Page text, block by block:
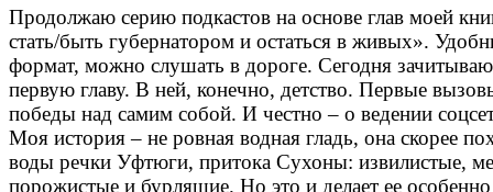
Продолжаю серию подкастов на основе глав моей
стать/быть губернатором и остаться в живых».
формат, можно слушать в дороге. Сегодня зачитываю
первую главу. В ней, конечно, детство. Первые
победы над самим собой. И честно – о ведении
Моя история – не ровная водная гладь, она скорее
воды речки Уфтюги, притока Сухоны: извилистые,
порожистые и бурлящие. Но это и делает ее особенно